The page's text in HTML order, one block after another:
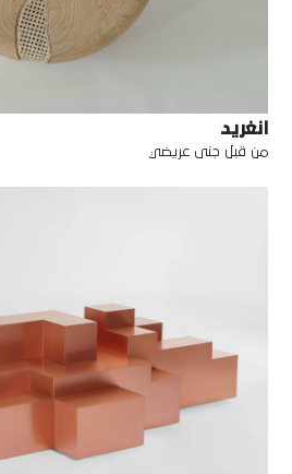
انغريد
من قبل جنى عريضي